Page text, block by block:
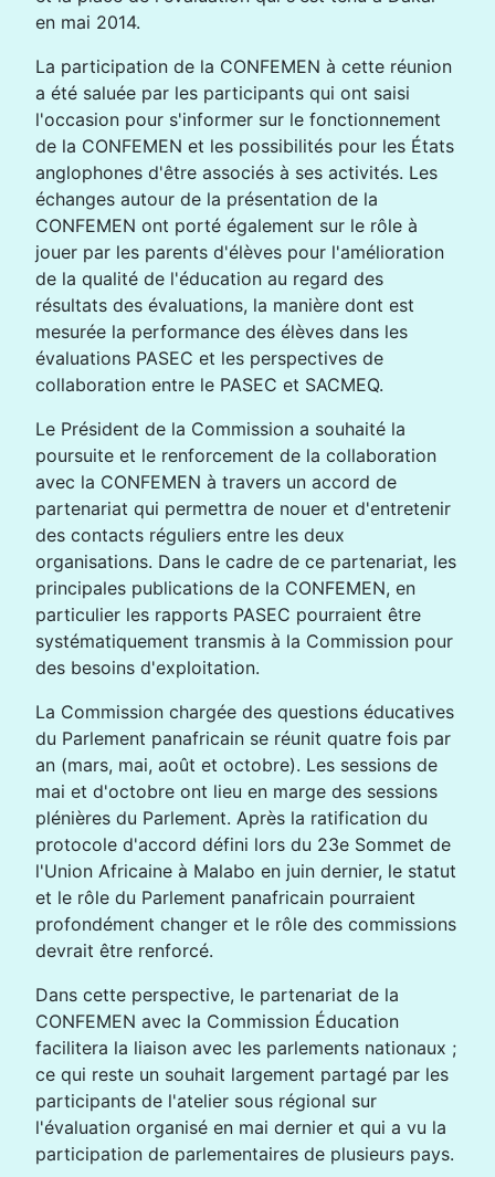
en mai 2014.
La participation de la CONFEMEN à cette réunion
a été saluée par les participants qui ont saisi
l'occasion pour s'informer sur le fonctionnement
de la CONFEMEN et les possibilités pour les États
anglophones d'être associés à ses activités. Les
échanges autour de la présentation de la
CONFEMEN ont porté également sur le rôle à
jouer par les parents d'élèves pour l'amélioration
de la qualité de l'éducation au regard des
résultats des évaluations, la manière dont est
mesurée la performance des élèves dans les
évaluations PASEC et les perspectives de
collaboration entre le PASEC et SACMEQ.
Le Président de la Commission a souhaité la
poursuite et le renforcement de la collaboration
avec la CONFEMEN à travers un accord de
partenariat qui permettra de nouer et d'entretenir
des contacts réguliers entre les deux
organisations. Dans le cadre de ce partenariat, les
principales publications de la CONFEMEN, en
particulier les rapports PASEC pourraient être
systématiquement transmis à la Commission pour
des besoins d'exploitation.
La Commission chargée des questions éducatives
du Parlement panafricain se réunit quatre fois par
an (mars, mai, août et octobre). Les sessions de
mai et d'octobre ont lieu en marge des sessions
plénières du Parlement. Après la ratification du
protocole d'accord défini lors du 23e Sommet de
l'Union Africaine à Malabo en juin dernier, le statut
et le rôle du Parlement panafricain pourraient
profondément changer et le rôle des commissions
devrait être renforcé.
Dans cette perspective, le partenariat de la
CONFEMEN avec la Commission Éducation
facilitera la liaison avec les parlements nationaux ;
ce qui reste un souhait largement partagé par les
participants de l'atelier sous régional sur
l'évaluation organisé en mai dernier et qui a vu la
participation de parlementaires de plusieurs pays.